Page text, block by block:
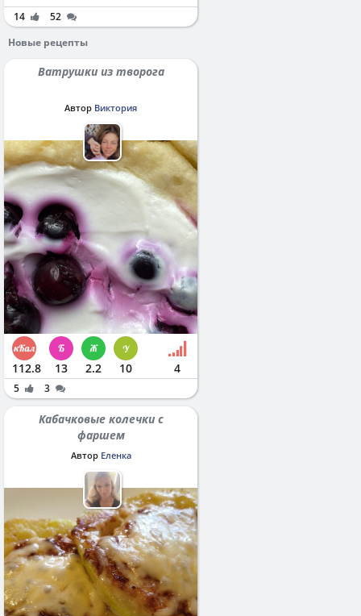
14
52
Новые рецепты
Ватрушки из творога
Автор Виктория
112.8 13 2.2 10 4
5 3
Кабачковые колечки с
фаршем
Автор Еленка